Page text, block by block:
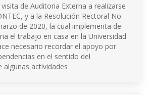
de Auditoria Externa a realizarse
y a la Resolución Rectoral No.
de 2020, la cual implementa de
el trabajo en casa en la Universidad
necesario recordar el apoyo por
en el sentido del
algunas actividades